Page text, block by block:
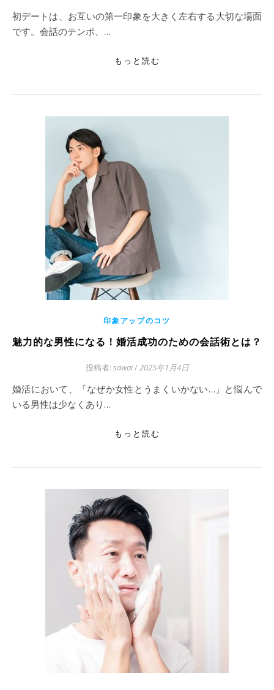
初デートは、お互いの第一印象を大きく左右する大切な場面
です。会話のテンポ、…
もっと読む
印象アップのコツ
魅力的な男性になる！婚活成功のための会話術とは？
投稿者: sawai/2025年1月4日
婚活において、「なぜか女性とうまくいかない…」と悩んで
いる男性は少なくあり…
もっと読む